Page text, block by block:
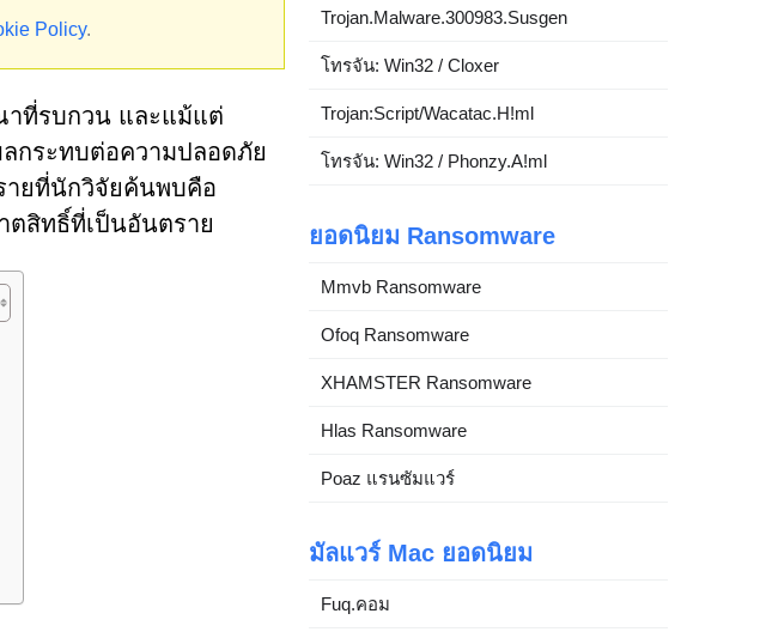
Policy.
าที่รบกวน และแม้แต่
ลกระทบต่อความปลอดภัย
ายที่นักวิจัยค้นพบคือ
ตสิทธิ์ที่เป็นอันตราย
Trojan.Malware.300983.Susgen
โทรจัน: Win32 / Cloxer
Trojan:Script/Wacatac.H!ml
โทรจัน: Win32 / Phonzy.A!ml
ยอดนิยม Ransomware
Mmvb Ransomware
Ofoq Ransomware
XHAMSTER Ransomware
Hlas Ransomware
Poaz แรนซัมแวร์
มัลแวร์ Mac ยอดนิยม
Fuq.คอม